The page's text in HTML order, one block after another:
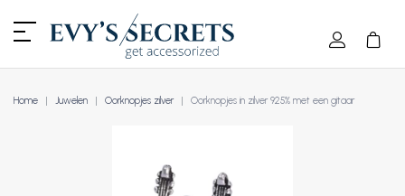
Home Juwelen Oorknopjes zilver Oorknopjes in zilver 925% met een gitaar